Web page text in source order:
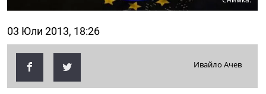
03 Юли 2013, 18:26
Ивайло Ачев